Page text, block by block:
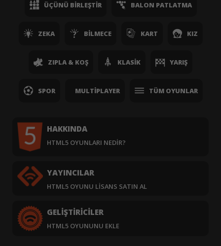
ÜÇÜNÜ BIRLEŞTIR BALON PATLATMA
ZEKA BILMECE KART KIZ
ZIPLA & KOŞ KLASIK YARIŞ
SPOR MULTIPLAYER TÜM OYUNLAR
HAKKINDA
HTML5 OYUNLARI NEDIR?
YAYINCILAR
HTML5 OYUNU LISANS SATIN AL
GELIŞTIRICILER
HTML5 OYUNUNU EKLE